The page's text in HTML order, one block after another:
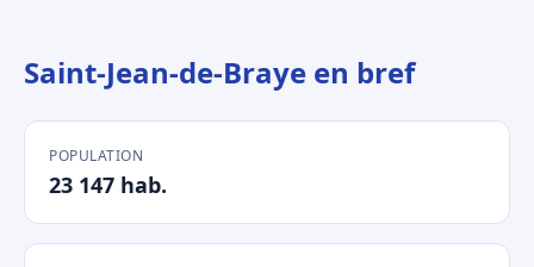
Saint-Jean-de-Braye en bref
POPULATION
23 147 hab.